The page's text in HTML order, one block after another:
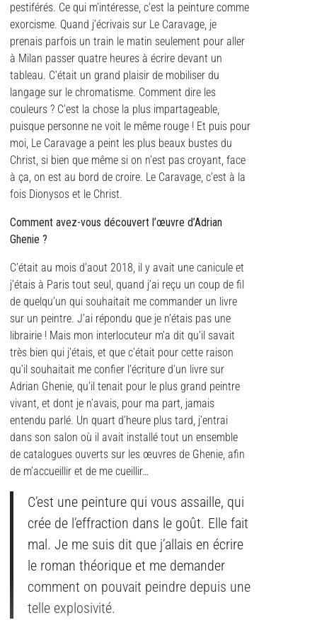
pestiférés. Ce qui m’intéresse, c’est la peinture comme
exorcisme. Quand j’écrivais sur Le Caravage, je
prenais parfois un train le matin seulement pour aller
à Milan passer quatre heures à écrire devant un
tableau. C’était un grand plaisir de mobiliser du
langage sur le chromatisme. Comment dire les
couleurs ? C’est la chose la plus impartageable,
puisque personne ne voit le même rouge ! Et puis pour
moi, Le Caravage a peint les plus beaux bustes du
Christ, si bien que même si on n’est pas croyant, face
à ça, on est au bord de croire. Le Caravage, c’est à la
fois Dionysos et le Christ.
Comment avez-vous découvert l’œuvre d’Adrian
Ghenie ?
C’était au mois d’aout 2018, il y avait une canicule et
j’étais à Paris tout seul, quand j’ai reçu un coup de fil
de quelqu’un qui souhaitait me commander un livre
sur un peintre. J’ai répondu que je n’étais pas une
librairie ! Mais mon interlocuteur m’a dit qu’il savait
très bien qui j’étais, et que c’était pour cette raison
qu’il souhaitait me confier l’écriture d’un livre sur
Adrian Ghenie, qu’il tenait pour le plus grand peintre
vivant, et dont je n’avais, pour ma part, jamais
entendu parlé. Un quart d’heure plus tard, j’entrai
dans son salon où il avait installé tout un ensemble
de catalogues ouverts sur les œuvres de Ghenie, afin
de m’accueillir et de me cueillir…
C’est une peinture qui vous assaille, qui
crée de l’effraction dans le goût. Elle fait
mal. Je me suis dit que j’allais en écrire
le roman théorique et me demander
comment on pouvait peindre depuis une
telle explosivité.